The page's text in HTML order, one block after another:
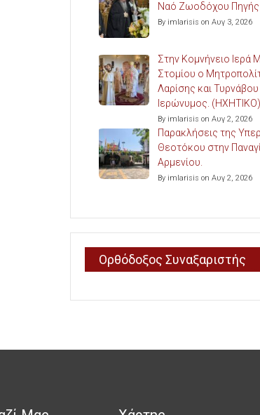
Ναό Ζωοδόχου Πηγής
By imlarisis on Αυγ 3, 2026
Στην Κομνήνειο Ιερά
Στομίου ο
Λαρίσης και Τυρνάβου
Ιερώνυμος. (ΗΧΗΤΙΚΟ)
By imlarisis on Αυγ 2, 2026
Παρακλήσεις της
Θεοτόκου στην
Αρμενίου.
By imlarisis on Αυγ 2, 2026
Ορθόδοξος Συναξαριστής